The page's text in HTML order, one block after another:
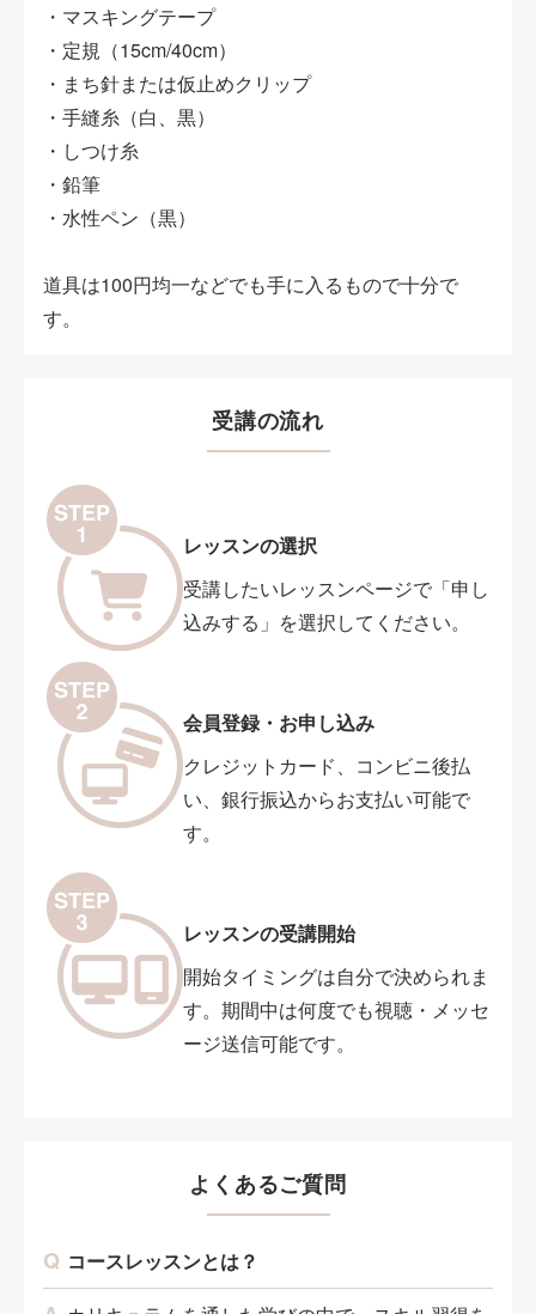
・マスキングテープ
・定規（15cm/40cm）
・まち針または仮止めクリップ
・手縫糸（白、黒）
・しつけ糸
・鉛筆
・水性ペン（黒）
道具は100円均一などでも手に入るもので十分で
す。
受講の流れ
レッスンの選択
受講したいレッスンページで「申し
込みする」を選択してください。
会員登録・お申し込み
クレジットカード、コンビニ後払
い、銀行振込からお支払い可能で
す。
レッスンの受講開始
開始タイミングは自分で決められま
す。期間中は何度でも視聴・メッセ
ージ送信可能です。
よくあるご質問
コースレッスンとは？